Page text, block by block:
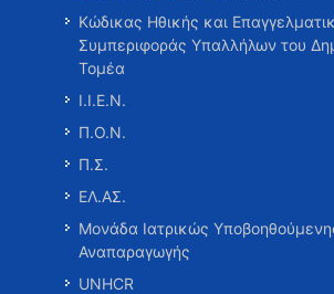
Κώδικας Ηθικής και
Συμπεριφοράς Υπαλλήλων του
Τομέα
Ι.Ι.Ε.Ν.
Π.Ο.Ν.
Π.Σ.
ΕΛ.ΑΣ.
Μονάδα Ιατρικώς
Αναπαραγωγής
UNHCR